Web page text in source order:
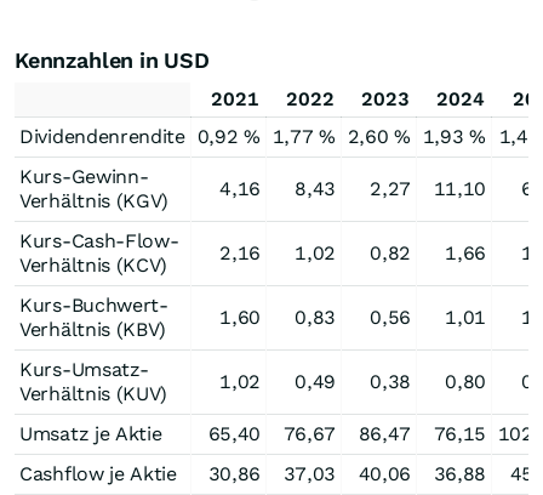
Kennzahlen in USD
2021 2022 2023 2024
Dividendenrendite 0,92 % 1,77 % 2,60 % 1,93 %
Kurs-Gewinn-
Verhältnis (KGV)
4,16 8,43 2,27 11,10
Kurs-Cash-Flow-
Verhältnis (KCV)
2,16 1,02 0,82 1,66
Kurs-Buchwert-
Verhältnis (KBV)
1,60 0,83 0,56 1,01
Kurs-Umsatz-
Verhältnis (KUV)
1,02 0,49 0,38 0,80
Umsatz je Aktie 65,40 76,67 86,47 76,15
Cashflow je Aktie
30,86 37,03 40,06 36,88